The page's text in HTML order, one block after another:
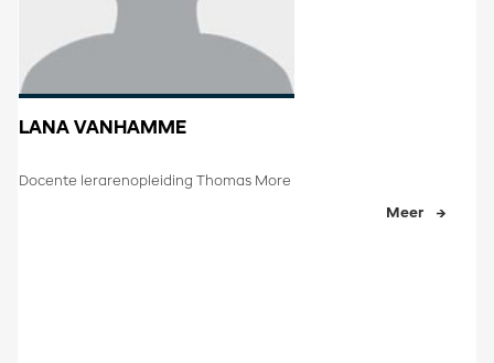
LANA VANHAMME
Docente lerarenopleiding Thomas More
Meer